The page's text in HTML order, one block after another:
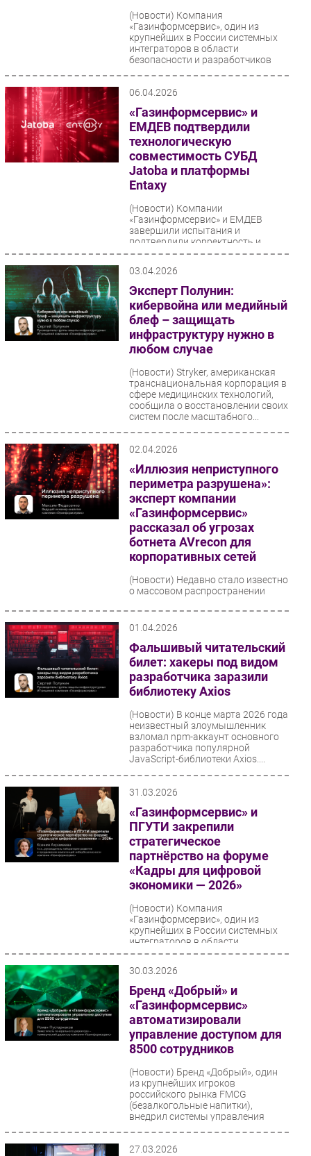
(Новости) Компания
«Газинформсервис», один из
крупнейших в России системных
интеграторов в области
безопасности и разработчиков
06.04.2026
«Газинформсервис» и
ЕМДЕВ подтвердили
технологическую
совместимость СУБД
Jatoba и платформы
Entaxy
(Новости) Компании
«Газинформсервис» и ЕМДЕВ
завершили испытания и
подтвердили корректность и
стабильность совместной работы
03.04.2026
Эксперт Полунин:
кибервойна или медийный
блеф – защищать
инфраструктуру нужно в
любом случае
(Новости) Stryker, американская
транснациональная корпорация в
сфере медицинских технологий,
сообщила о восстановлении своих
систем после масштабного...
02.04.2026
«Иллюзия неприступного
периметра разрушена»:
эксперт компании
«Газинформсервис»
рассказал об угрозах
ботнета AVrecon для
корпоративных сетей
(Новости) Недавно стало известно
о массовом распространении
обеспечения AVrecon,
поразившего десятки тысяч SOHO-
маршрутизаторов...
01.04.2026
Фальшивый читательский
билет: хакеры под видом
разработчика заразили
библиотеку Axios
(Новости) В конце марта 2026 года
неизвестный злоумышленник
взломал npm-аккаунт основного
разработчика популярной
JavaScript-библиотеки Axios....
31.03.2026
«Газинформсервис» и
ПГУТИ закрепили
стратегическое
партнёрство на форуме
«Кадры для цифровой
экономики — 2026»
(Новости) Компания
«Газинформсервис», один из
крупнейших в России системных
интеграторов в области
безопасности и разработчиков
30.03.2026
Бренд «Добрый» и
«Газинформсервис»
автоматизировали
управление доступом для
8500 сотрудников
(Новости) Бренд «Добрый», один
из крупнейших игроков
российского рынка FMCG
(безалкогольные напитки),
внедрил системы управления
27.03.2026